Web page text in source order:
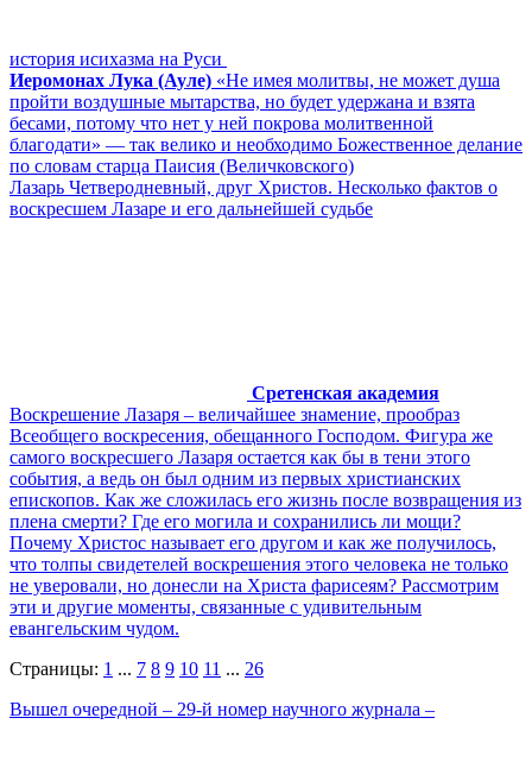
история исихазма на Руси
Иеромонах Лука (Ауле) «Не имея молитвы, не может душа
пройти воздушные мытарства, но будет удержана и взята
бесами, потому что нет у ней покрова молитвенной
благодати» ― так велико и необходимо Божественное делание
по словам старца Паисия (Величковского)
Лазарь Четверодневный, друг Христов. Несколько фактов о
воскресшем Лазаре и его дальнейшей судьбе
Сретенская академия
Воскрешение Лазаря – величайшее знамение, прообраз
Всеобщего воскресения, обещанного Господом. Фигура же
самого воскресшего Лазаря остается как бы в тени этого
события, а ведь он был одним из первых христианских
епископов. Как же сложилась его жизнь после возвращения из
плена смерти? Где его могила и сохранились ли мощи?
Почему Христос называет его другом и как же получилось,
что толпы свидетелей воскрешения этого человека не только
не уверовали, но донесли на Христа фарисеям? Рассмотрим
эти и другие моменты, связанные с удивительным
евангельским чудом.
Страницы: 1 ... 7 8 9 10 11 ... 26
Вышел очередной – 29-й номер научного журнала –